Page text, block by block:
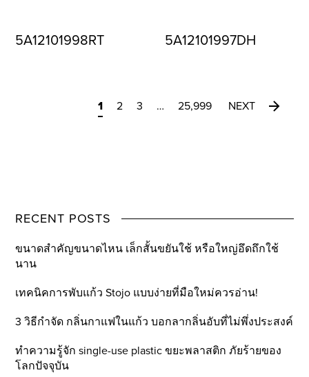
5A12101998RT 5A12101997DH
1 2 3 … 25,999 NEXT
RECENT POSTS
ขนาดสำคัญขนาดไหน เล็กสั้นขยันใช้ หรือใหญ่อึดถึกใช้
นาน
เทคนิคการพับแก้ว Stojo แบบง่ายที่มือใหม่ควรอ่าน!
3 วิธีกำจัด กลิ่นกาแฟในแก้ว บอกลากลิ่นอับที่ไม่พึ่งประสงค์
ทำความรู้จัก single-use plastic ขยะพลาสติก ภัยร้ายของ
โลกปัจจุบัน